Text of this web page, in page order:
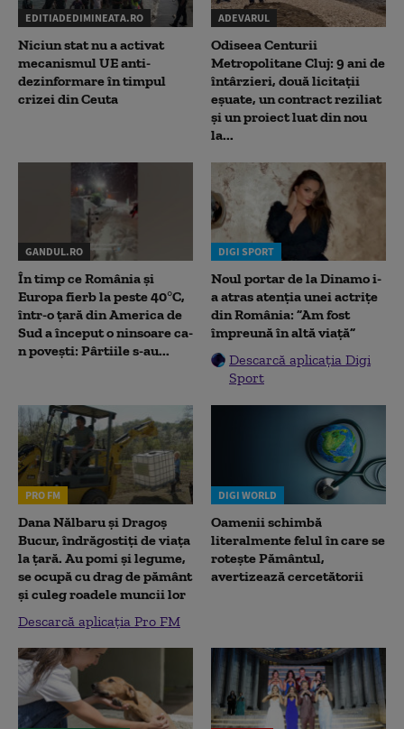
EDITIADEDIMINEATA.RO
Niciun stat nu a activat
mecanismul UE anti-
dezinformare în timpul
crizei din Ceuta
ADEVARUL
Odiseea Centurii
Metropolitane Cluj: 9 ani de
întârzieri, două licitații
eșuate, un contract reziliat
și un proiect luat din nou
la...
GANDUL.RO
În timp ce România și
Europa fierb la peste 40°C,
într-o țară din America de
Sud a început o ninsoare ca-
n povești: Pârtiile s-au...
DIGI SPORT
Noul portar de la Dinamo i-
a atras atenția unei actrițe
din România: ”Am fost
împreună în altă viață”
Descarcă aplicația Digi
Sport
PRO FM
Dana Nălbaru și Dragoș
Bucur, îndrăgostiți de viața
la țară. Au pomi și legume,
se ocupă cu drag de pământ
și culeg roadele muncii lor
Descarcă aplicația Pro FM
DIGI WORLD
Oamenii schimbă
literalmente felul în care se
rotește Pământul,
avertizează cercetătorii